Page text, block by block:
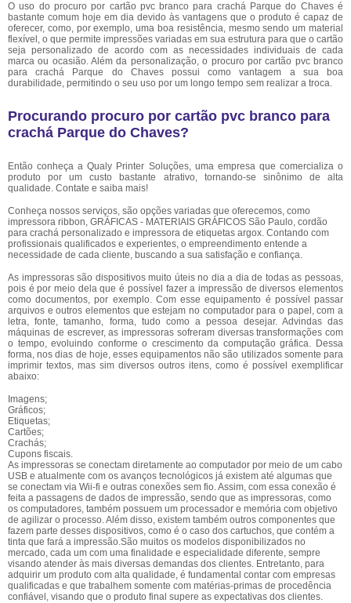
O uso do procuro por cartão pvc branco para crachá Parque do Chaves é
bastante comum hoje em dia devido às vantagens que o produto é capaz de
oferecer, como, por exemplo, uma boa resistência, mesmo sendo um material
flexível, o que permite impressões variadas em sua estrutura para que o cartão
seja personalizado de acordo com as necessidades individuais de cada
marca ou ocasião. Além da personalização, o procuro por cartão pvc branco
para crachá Parque do Chaves possui como vantagem a sua boa
durabilidade, permitindo o seu uso por um longo tempo sem realizar a troca.
Procurando procuro por cartão pvc branco para
crachá Parque do Chaves?
Então conheça a Qualy Printer Soluções, uma empresa que comercializa o
produto por um custo bastante atrativo, tornando-se sinônimo de alta
qualidade. Contate e saiba mais!
Conheça nossos serviços, são opções variadas que oferecemos, como
impressora ribbon, GRÁFICAS - MATERIAIS GRÁFICOS São Paulo, cordão
para crachá personalizado e impressora de etiquetas argox. Contando com
profissionais qualificados e experientes, o empreendimento entende a
necessidade de cada cliente, buscando a sua satisfação e confiança.
As impressoras são dispositivos muito úteis no dia a dia de todas as pessoas,
pois é por meio dela que é possível fazer a impressão de diversos elementos
como documentos, por exemplo. Com esse equipamento é possível passar
arquivos e outros elementos que estejam no computador para o papel, com a
letra, fonte, tamanho, forma, tudo como a pessoa desejar. Advindas das
máquinas de escrever, as impressoras sofreram diversas transformações com
o tempo, evoluindo conforme o crescimento da computação gráfica. Dessa
forma, nos dias de hoje, esses equipamentos não são utilizados somente para
imprimir textos, mas sim diversos outros itens, como é possível exemplificar
abaixo:
Imagens;
Gráficos;
Etiquetas;
Cartões;
Crachás;
Cupons fiscais.
As impressoras se conectam diretamente ao computador por meio de um cabo
USB e atualmente com os avanços tecnológicos já existem até algumas que
se conectam via Wii-fi e outras conexões sem fio. Assim, com essa conexão é
feita a passagens de dados de impressão, sendo que as impressoras, como
os computadores, também possuem um processador e memória com objetivo
de agilizar o processo. Além disso, existem também outros componentes que
fazem parte desses dispositivos, como é o caso dos cartuchos, que contém a
tinta que fará a impressão.São muitos os modelos disponibilizados no
mercado, cada um com uma finalidade e especialidade diferente, sempre
visando atender às mais diversas demandas dos clientes. Entretanto, para
adquirir um produto com alta qualidade, é fundamental contar com empresas
qualificadas e que trabalhem somente com matérias-primas de procedência
confiável, visando que o produto final supere as expectativas dos clientes.